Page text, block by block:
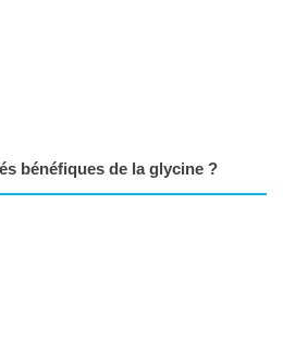
bénéfiques de la glycine ?